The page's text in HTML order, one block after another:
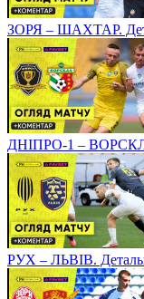
ЗОРЯ – ШАХТАР.
ДНІПРО-1 –
РУХ – ЛЬВІВ.